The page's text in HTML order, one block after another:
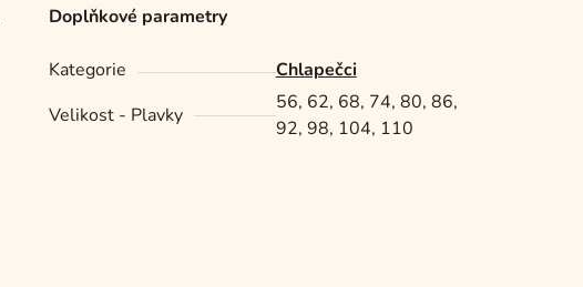
Doplňkové parametry
Kategorie
Chlapečci
Velikost - Plavky
56, 62, 68, 74, 80, 86,
92, 98, 104, 110